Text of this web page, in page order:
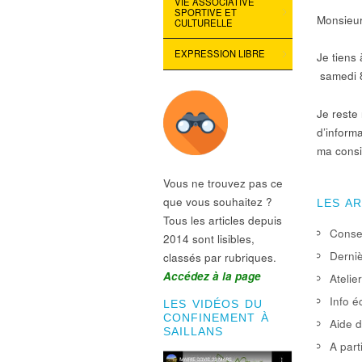
SPORTIVE ET
CULTURELLE
EXPRESSION LIBRE
Vous ne trouvez pas ce
que vous souhaitez ?
Tous les articles depuis
2014 sont lisibles,
classés par rubriques.
Accédez à la page
LES VIDÉOS DU
CONFINEMENT À
SAILLANS
Je tiens
samedi
Je reste
ma
LES
Info
Aide
A